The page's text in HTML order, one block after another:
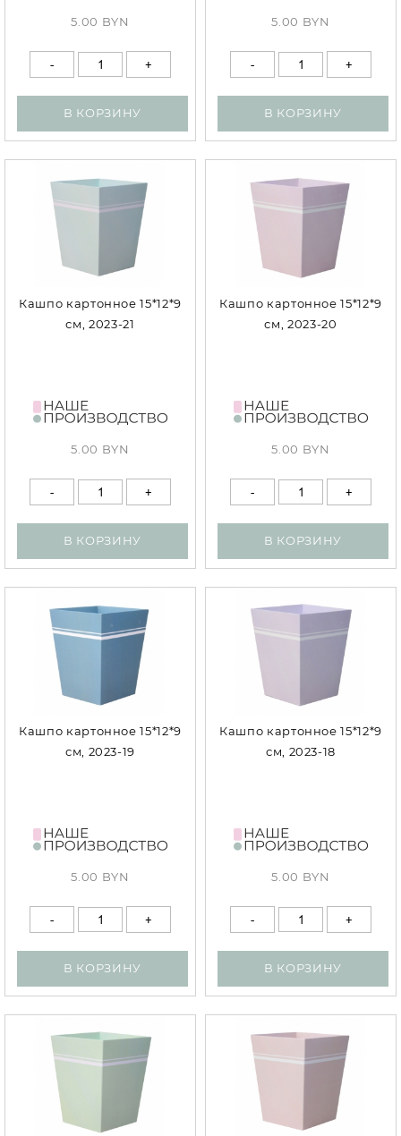
5.00 BYN
В КОРЗИНУ
5.00 BYN
В КОРЗИНУ
Кашпо картонное 15*12*9
см, 2023-21
5.00 BYN
В КОРЗИНУ
Кашпо картонное 15*12*9
см, 2023-20
5.00 BYN
В КОРЗИНУ
Кашпо картонное 15*12*9
см, 2023-19
5.00 BYN
В КОРЗИНУ
Кашпо картонное 15*12*9
см, 2023-18
5.00 BYN
В КОРЗИНУ